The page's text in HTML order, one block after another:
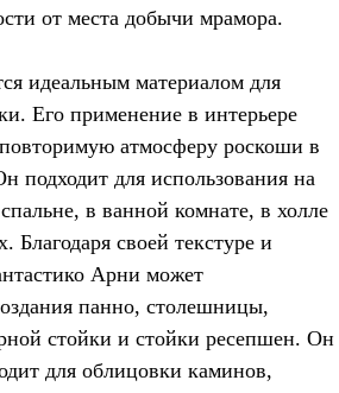
от места добычи мрамора.
идеальным материалом для
Его применение в интерьере
атмосферу роскоши в
для использования на
в ванной комнате, в холле
Благодаря своей текстуре и
Арни может
панно, столешницы,
стойки и стойки ресепшен. Он
для облицовки каминов,